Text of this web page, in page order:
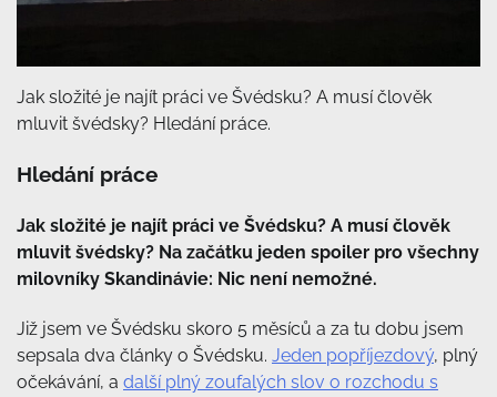
Jak složité je najít práci ve Švédsku? A musí člověk
mluvit švédsky? Hledání práce.
Hledání práce
Jak složité je najít práci ve Švédsku? A musí člověk
mluvit švédsky? Na začátku jeden spoiler pro všechny
milovníky Skandinávie: Nic není nemožné.
Již jsem ve Švédsku skoro 5 měsíců a za tu dobu jsem
sepsala dva články o Švédsku. Jeden popříjezdový, plný
očekávání, a další plný zoufalých slov o rozchodu s